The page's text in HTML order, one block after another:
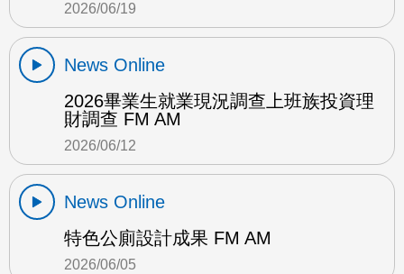
2026/06/19
News Online
2026畢業生就業現況調查上班族投資理
財調查 FM AM
2026/06/12
News Online
特色公廁設計成果 FM AM
2026/06/05